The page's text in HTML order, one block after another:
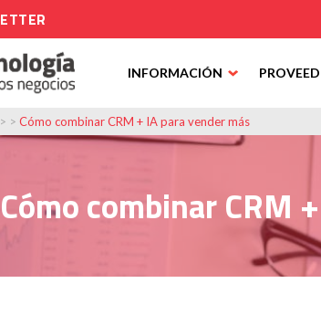
INFORMACIÓN
> > Cómo combinar CRM + IA para vender más
Cómo combinar CRM